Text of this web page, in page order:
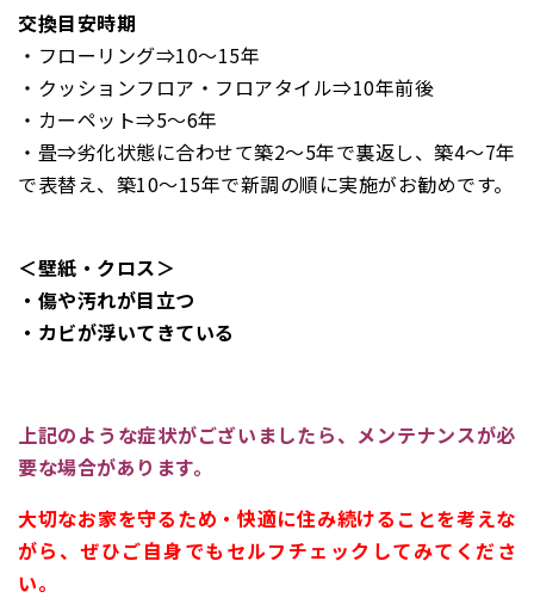
交換目安時期
・フローリング⇒10～15年
・ クッションフロア・フロアタイル⇒10年前後
・ カーペット⇒5～6年
・ 畳⇒劣化状態に合わせて築2～5年で裏返し、築4～7年
で表替え、築10～15年で新調の順に実施がお勧めです。
＜壁紙・クロス＞
・傷や汚れが目立つ
・カビが浮いてきている
上記のような症状がございましたら、メンテナンスが必
要な場合があります。
大切なお家を守るため・快適に住み続けることを考えな
がら、ぜひご自身でもセルフチェックしてみてくださ
い。